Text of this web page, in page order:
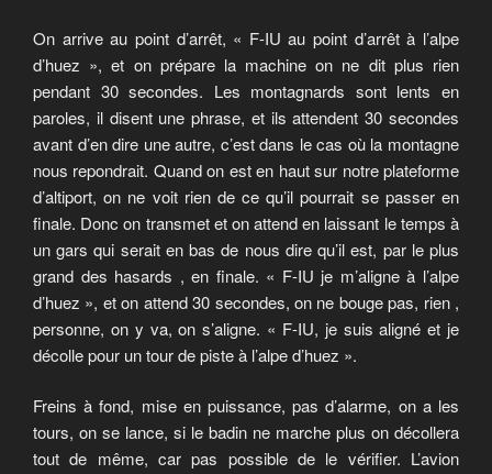
On arrive au point d’arrêt, « F-IU au point d’arrêt à l’alpe
d’huez », et on prépare la machine on ne dit plus rien
pendant 30 secondes. Les montagnards sont lents en
paroles, il disent une phrase, et ils attendent 30 secondes
avant d’en dire une autre, c’est dans le cas où la montagne
nous repondrait. Quand on est en haut sur notre plateforme
d’altiport, on ne voit rien de ce qu’il pourrait se passer en
finale. Donc on transmet et on attend en laissant le temps à
un gars qui serait en bas de nous dire qu’il est, par le plus
grand des hasards , en finale. « F-IU je m’aligne à l’alpe
d’huez », et on attend 30 secondes, on ne bouge pas, rien ,
personne, on y va, on s’aligne. « F-IU, je suis aligné et je
décolle pour un tour de piste à l’alpe d’huez ».
Freins à fond, mise en puissance, pas d’alarme, on a les
tours, on se lance, si le badin ne marche plus on décollera
tout de même, car pas possible de le vérifier. L’avion